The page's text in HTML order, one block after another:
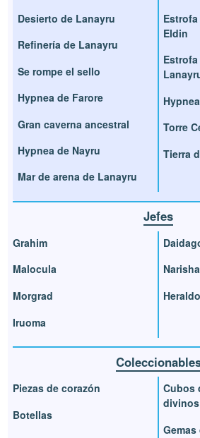
Desierto de Lanayru
Refinería de Lanayru
Se rompe el sello
Hypnea de Farore
Gran caverna ancestral
Hypnea de Nayru
Mar de arena de Lanayru
Eldin
Torre
Tierra
Jefes
Grahim
Malocula
Morgrad
Iruoma
Piezas de corazón
Botellas
Cubos
divinos